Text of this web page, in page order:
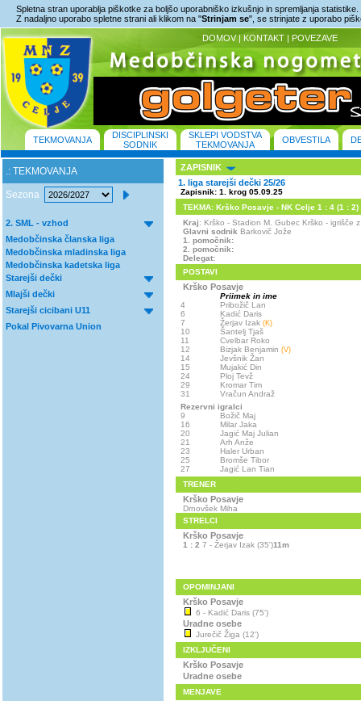
Spletna stran uporablja piškotke za boljšo uporabniško izkušnjo in spremljanja statistike.
Z nadaljno uporabo spletne strani ali klikom na "Strinjam se", se strinjate z uporabo
DOMOV | KONTAKT | POVEZAVE
TEKMOVANJA
DISCIPLINSKI
SODNIK
SKLEPI VODSTVA
TEKMOVANJA
OBVESTILA
.: TEKMOVANJA
Sezona
2. SML - vzhod
Medobčinska članska liga
Medobčinska mladinska liga
Medobčinska kadetska liga
Starejši dečki
Mlajši dečki
Starejši cicibani U11
Pokal Pivovarna Union
ZAPISNIK
1. liga starejši dečki 25/26
Zapisnik: 1. krog 05.09.25
TEKMA: Krško Posavje - NK Celje 1 : 4 (1 : 2)
Kraj: Krško - Stadion M. Gubec Krško -
Glavni sodnik Barkovič Jože
1. pomočnik:
2. pomočnik:
Delegat:
POSTAVI
Krško Posavje
Priimek in ime
4
Pribožič Lan
6
Kadić Daris
7
Žerjav Izak (K)
10
Šantelj Tjaš
11
Cvelbar Roko
12
Bizjak Benjamin (V)
14
Jevšnik Žan
15
Mujakić Din
24
Ploj Tevž
29
Kromar Tim
31
Vračun Andraž
Rezervni igralci
9
Božič Maj
16
Milar Jaka
20
Jagić Maj Julian
21
Arh Anže
23
Haler Urban
25
Bromše Tibor
27
Jagić Lan Tian
TRENER
Krško Posavje
Drnovšek Miha
STRELCI
Krško Posavje
1 : 2 7 - Žerjav Izak (35')11m
OPOMINJANI
Krško Posavje
6 - Kadić Daris (75')
Uradne osebe
Jurečič Žiga (12')
IZKLJUČENI
Krško Posavje
Uradne osebe
MENJAVE